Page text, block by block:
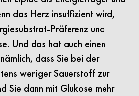
das Herz insuffizient wird,
Präferenz und
Und das hat auch einen
dass Sie bei der
weniger Sauerstoff zur
Sie dann mit Glukose mehr